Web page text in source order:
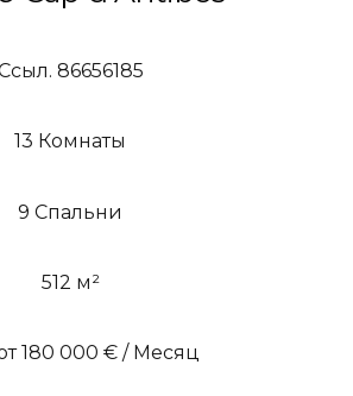
86656185
13 Комнаты
9 Спальни
512 м²
180 000 € / Месяц